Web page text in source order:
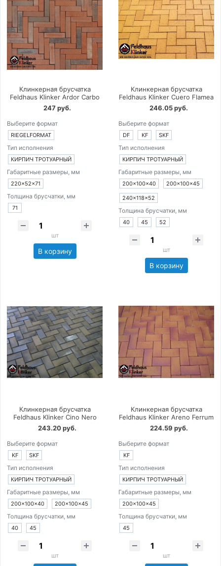
Клинкерная брусчатка
Feldhaus Klinker Ardor Carbo
247 руб.
Выберите формат
RIEGELFORMAT
Тип исполнения
КИРПИЧ ТРОТУАРНЫЙ
Габаритные размеры, мм
220×52×71
Толщина брусчатки, мм
71
шт
В корзину
Клинкерная брусчатка
Feldhaus Klinker Cuero Flamea
246.05 руб.
Выберите формат
DF KF SKF
Тип исполнения
КИРПИЧ ТРОТУАРНЫЙ
Габаритные размеры, мм
200×100×40 200×100×45
240×118×52
Толщина брусчатки, мм
40 45 52
шт
В корзину
Клинкерная брусчатка
Feldhaus Klinker Cino Nero
243.20 руб.
Выберите формат
KF SKF
Тип исполнения
КИРПИЧ ТРОТУАРНЫЙ
Габаритные размеры, мм
200×100×40 200×100×45
Толщина брусчатки, мм
40 45
шт
Клинкерная брусчатка
Feldhaus Klinker Areno Ferrum
224.59 руб.
Выберите формат
KF
Тип исполнения
КИРПИЧ ТРОТУАРНЫЙ
Габаритные размеры, мм
200×100×45
Толщина брусчатки, мм
45
шт